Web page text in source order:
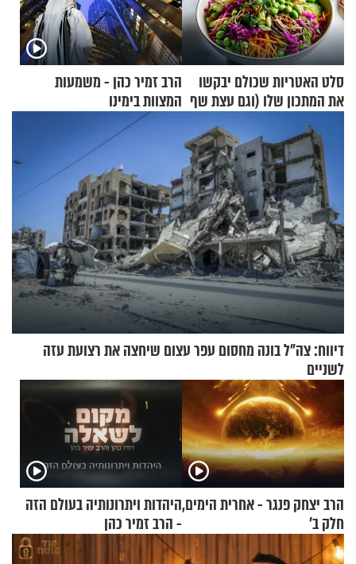
סלט האטריות שכולם יבקשו
את המתכון שלו (וגם עצת שף
להגשת הרוטב)
הרב זמיר כהן - משמעות
המצוות בימינו
דיווח: צה"ל בונה מחסום עפר עצום שיחצה את רצועת עזה
לשניים
הרב יצחק פנגר - אחרית הימים,
חלק ב’
היהדות ויתרונותיה בעולם הזה
- הרב זמיר כהן